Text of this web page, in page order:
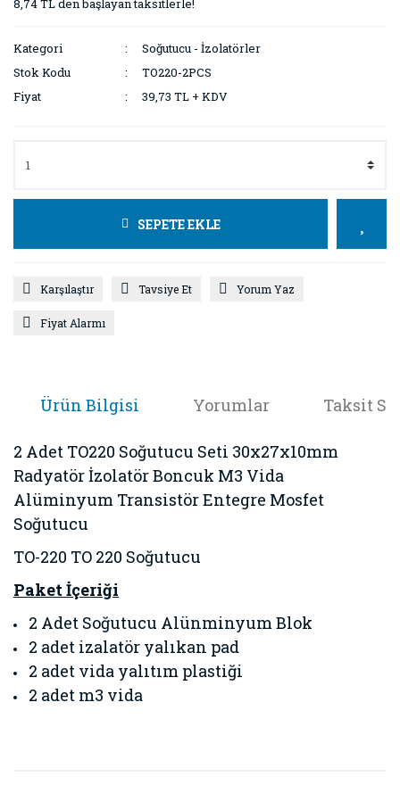
8,74 TL den başlayan taksitlerle!
Kategori
Soğutucu - İzolatörler
Stok Kodu
TO220-2PCS
Fiyat
39,73 TL + KDV
SEPETE EKLE
Karşılaştır Tavsiye Et Yorum Yaz
Fiyat Alarmı
Ürün Bilgisi Yorumlar Taksit
2 Adet TO220 Soğutucu Seti 30x27x10mm
Radyatör İzolatör Boncuk M3 Vida
Alüminyum Transistör Entegre Mosfet
Soğutucu
TO-220 TO 220 Soğutucu
Paket İçeriği
2 Adet Soğutucu Alünminyum Blok
2 adet izalatör yalıkan pad
2 adet vida yalıtım plastiği
2 adet m3 vida